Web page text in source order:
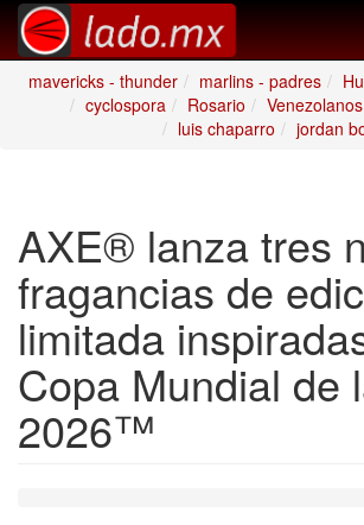
mavericks - thunder
marlins - padres
cyclospora
Rosario Venezolanos
luis chaparro
jordan
AXE® lanza tres
fragancias de
limitada
Copa Mundial de
2026™